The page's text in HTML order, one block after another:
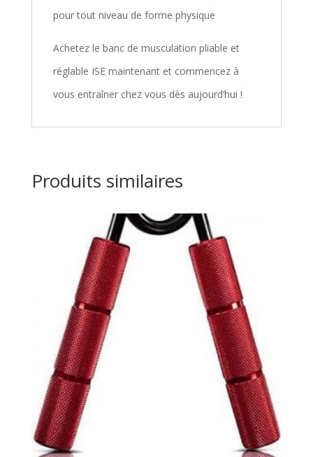
pour tout niveau de forme physique
Achetez le banc de musculation pliable et
réglable ISE maintenant et commencez à
vous entraîner chez vous dès aujourd’hui !
Produits similaires